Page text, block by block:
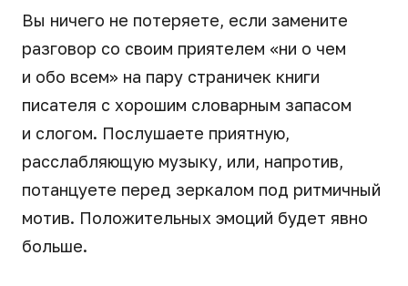
Вы ничего не потеряете, если замените
разговор со своим приятелем «ни о чем
и обо всем» на пару страничек книги
писателя с хорошим словарным запасом
и слогом. Послушаете приятную,
расслабляющую музыку, или, напротив,
потанцуете перед зеркалом под ритмичный
мотив. Положительных эмоций будет явно
больше.